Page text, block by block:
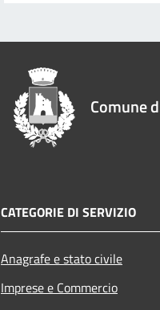
Comune
CATEGORIE DI SERVIZIO
Anagrafe e stato civile
Imprese e Commercio